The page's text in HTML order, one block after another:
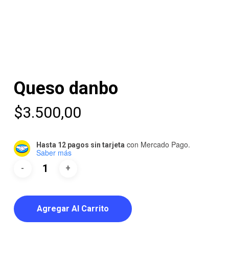
Queso danbo
$3.500,00
Hasta 12 pagos sin tarjeta con Mercado Pago.
Saber más
Agregar Al Carrito